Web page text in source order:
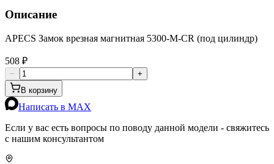
Описание
APECS Замок врезная магнитная 5300-M-CR (под цилиндр)
508 ₽
−
+
В корзину
Написать в MAX
Если у вас есть вопросы по поводу данной модели - свяжитесь
с нашим консультантом